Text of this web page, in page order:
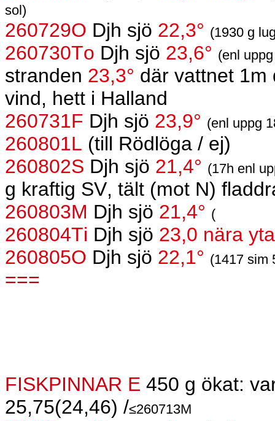
sol)
260729O Djh sjö 22,3° (1930 g
260730To Djh sjö 23,6° (enl
stranden 23,3° där vattnet 1m
vind, hett i Halland
260731F Djh sjö 23,9° (enl uppg
260801L (till Rödlöga / ej)
260802S Djh sjö 21,4° (17h enl
g kraftig SV, tält (mot N)
260803M Djh sjö 21,4° (
260804Ti Djh sjö 23,0 nära
260805O Djh sjö 22,1° (1417 sim
===
FISKPINNAR E 450 g ökat:
25,75(24,46) /≤260713M